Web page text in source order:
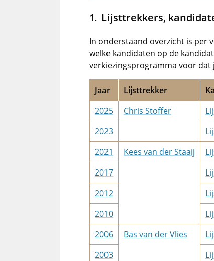
Lijsttrekkers,
In onderstaand overzicht is per
welke kandidaten op de
verkiezingsprogramma voor dat
Jaar Lijsttrekker
2025
Chris Stoffer
2023
2021
Kees van der Staaij
2017
2012
2010
2006
Bas van der Vlies
2003